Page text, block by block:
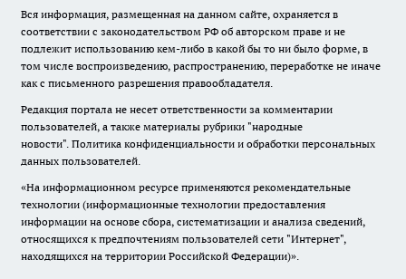
Вся информация, размещенная на данном сайте, охраняется в
соответствии с законодательством РФ об авторском праве и не
подлежит использованию кем-либо в какой бы то ни было форме, в
том числе воспроизведению, распространению, переработке не иначе
как с письменного разрешения правообладателя.
Редакция портала не несет ответственности за комментарии
пользователей, а также материалы рубрики "народные
новости". Политика конфиденциальности и обработки персональных
данных пользователей.
«На информационном ресурсе применяются рекомендательные
технологии (информационные технологии предоставления
информации на основе сбора, систематизации и анализа сведений,
относящихся к предпочтениям пользователей сети "Интернет",
находящихся на территории Российской Федерации)».